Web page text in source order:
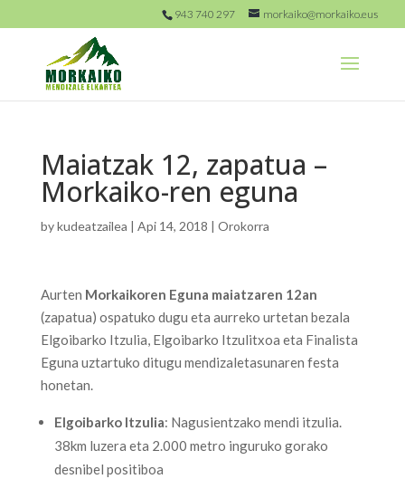
943 740 297 morkaiko@morkaiko.eus
Maiatzak 12, zapatua –
Morkaiko-ren eguna
bykudeatzailea | Api 14, 2018 | Orokorra
Aurten Morkaikoren Eguna maiatzaren 12an
(zapatua) ospatuko dugu eta aurreko urtetan bezala
Elgoibarko Itzulia, Elgoibarko Itzulitxoa eta Finalista
Eguna uztartuko ditugu mendizaletasunaren festa
honetan.
Elgoibarko Itzulia: Nagusientzako mendi itzulia.
38km luzera eta 2.000 metro inguruko gorako
desnibel positiboa